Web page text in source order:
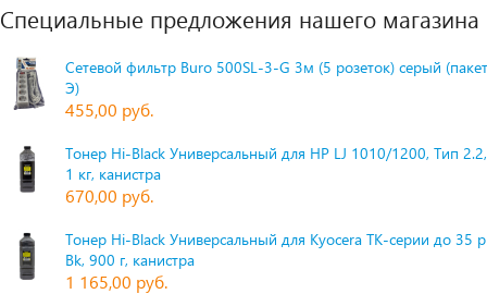
Специальные предложения нашего магазина
Сетевой фильтр Buro 500SL-3-G 3м (5 розеток) серый
Э)
455,00 руб.
Тонер Hi-Black Универсальный для HP LJ 1010/1200, Тип
1 кг, канистра
670,00 руб.
Тонер Hi-Black Универсальный для Kyocera TK-серии до 35
Bk, 900 г, канистра
1 165,00 руб.